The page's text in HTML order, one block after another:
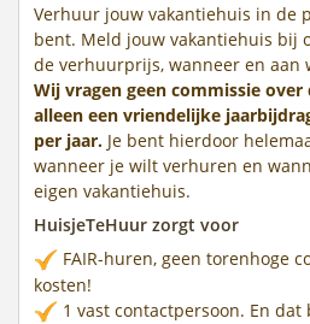
Verhuur jouw vakantiehuis in de
bent. Meld jouw vakantiehuis bij
de verhuurprijs, wanneer en aan
Wij vragen geen commissie
alleen een vriendelijke
per jaar. Je bent hierdoor
wanneer je wilt verhuren en
eigen vakantiehuis.
HuisjeTeHuur zorgt voor
FAIR-huren, geen torenhoge
kosten!
1 vast contactpersoon. En